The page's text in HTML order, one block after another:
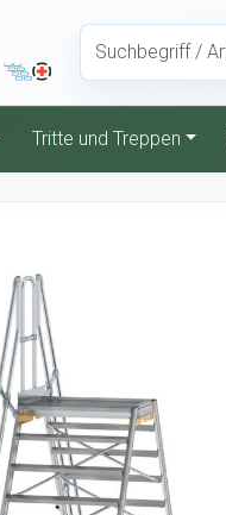
Tritte und Treppen